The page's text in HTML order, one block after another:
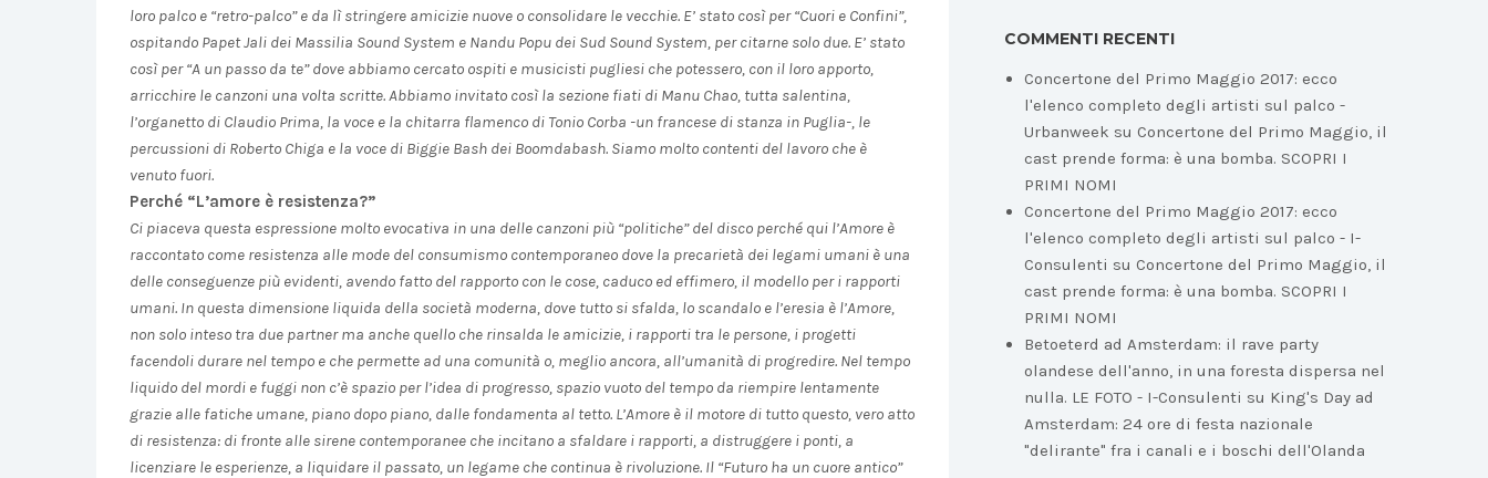
loro palco e “retro-palco” e da lì stringere amicizie nuove o consolidare le vecchie. E’ stato così per “Cuori e Confini”,
ospitando Papet Jali dei Massilia Sound System e Nandu Popu dei Sud Sound System, per citarne solo due. E’ stato
così per “A un passo da te” dove abbiamo cercato ospiti e musicisti pugliesi che potessero, con il loro apporto,
arricchire le canzoni una volta scritte. Abbiamo invitato così la sezione fiati di Manu Chao, tutta salentina,
l’organetto di Claudio Prima, la voce e la chitarra flamenco di Tonio Corba -un francese di stanza in Puglia-, le
percussioni di Roberto Chiga e la voce di Biggie Bash dei Boomdabash. Siamo molto contenti del lavoro che è
venuto fuori.
Perché “L’amore è resistenza?”
Ci piaceva questa espressione molto evocativa in una delle canzoni più “politiche” del disco perché qui l’Amore è
raccontato come resistenza alle mode del consumismo contemporaneo dove la precarietà dei legami umani è una
delle conseguenze più evidenti, avendo fatto del rapporto con le cose, caduco ed effimero, il modello per i rapporti
umani. In questa dimensione liquida della società moderna, dove tutto si sfalda, lo scandalo e l’eresia è l’Amore,
non solo inteso tra due partner ma anche quello che rinsalda le amicizie, i rapporti tra le persone, i progetti
facendoli durare nel tempo e che permette ad una comunità o, meglio ancora, all’umanità di progredire. Nel tempo
liquido del mordi e fuggi non c’è spazio per l’idea di progresso, spazio vuoto del tempo da riempire lentamente
grazie alle fatiche umane, piano dopo piano, dalle fondamenta al tetto. L’Amore è il motore di tutto questo, vero atto
di resistenza: di fronte alle sirene contemporanee che incitano a sfaldare i rapporti, a distruggere i ponti, a
licenziare le esperienze, a liquidare il passato, un legame che continua è rivoluzione. Il “Futuro ha un cuore antico”
COMMENTI RECENTI
Concertone del Primo Maggio 2017: ecco
l'elenco completo degli artisti sul palco -
Urbanweek su Concertone del Primo Maggio, il
cast prende forma: è una bomba. SCOPRI I
PRIMI NOMI
Concertone del Primo Maggio 2017: ecco
l'elenco completo degli artisti sul palco - I-
Consulenti su Concertone del Primo Maggio, il
cast prende forma: è una bomba. SCOPRI I
PRIMI NOMI
Betoeterd ad Amsterdam: il rave party
olandese dell'anno, in una foresta dispersa nel
nulla. LE FOTO - I-Consulenti su King's Day ad
Amsterdam: 24 ore di festa nazionale
"delirante" fra i canali e i boschi dell'Olanda